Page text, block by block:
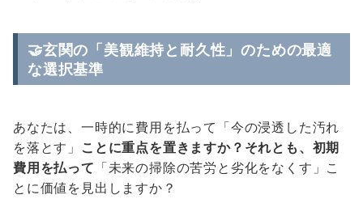
🤝玄関の「美観維持と耐久性」のための最適
な選択基準
あなたは、一時的に費用を払って「今の浸透した汚れ
を落とす」 ことに重点を置きますか？それとも、初期
費用を払って 「未来の掃除の苦労と劣化をなくす」こ
とに価値を見出しますか？